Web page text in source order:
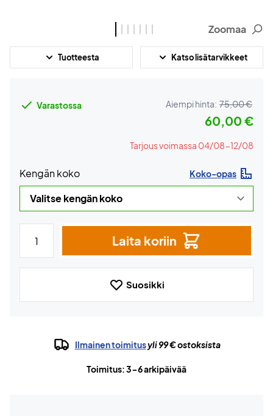
Zoomaa
Tuotteesta Katso lisätarvikkeet
Varastossa Aiempi hinta: 75,00 €
60,00 €
Tarjous voimassa 04/08-12/08
Kengän koko Koko-opas
Laita koriin
Suosikki
Ilmainen toimitusyli 99 € ostoksista
Toimitus: 3-6 arkipäivää